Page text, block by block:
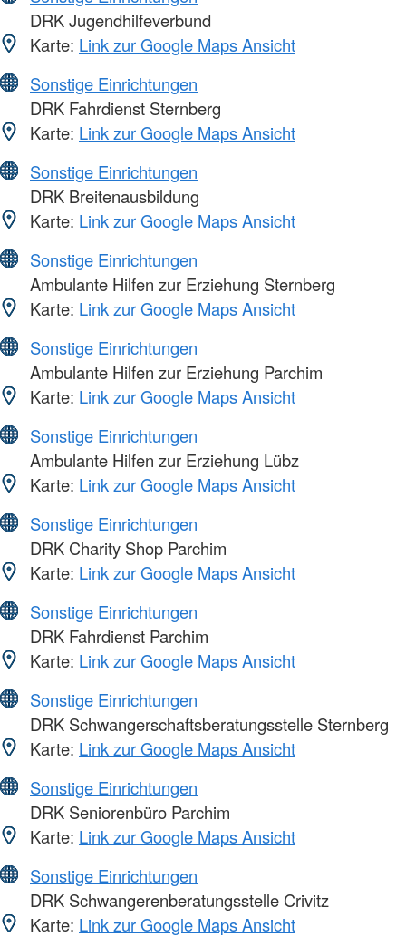
DRK Jugendhilfeverbund
Karte: Link zur Google Maps Ansicht
Sonstige Einrichtungen
DRK Fahrdienst Sternberg
Karte: Link zur Google Maps Ansicht
Sonstige Einrichtungen
DRK Breitenausbildung
Karte: Link zur Google Maps Ansicht
Sonstige Einrichtungen
Ambulante Hilfen zur Erziehung Sternberg
Karte: Link zur Google Maps Ansicht
Sonstige Einrichtungen
Ambulante Hilfen zur Erziehung Parchim
Karte: Link zur Google Maps Ansicht
Sonstige Einrichtungen
Ambulante Hilfen zur Erziehung Lübz
Karte: Link zur Google Maps Ansicht
Sonstige Einrichtungen
DRK Charity Shop Parchim
Karte: Link zur Google Maps Ansicht
Sonstige Einrichtungen
DRK Fahrdienst Parchim
Karte: Link zur Google Maps Ansicht
Sonstige Einrichtungen
DRK Schwangerschaftsberatungsstelle Sternberg
Karte: Link zur Google Maps Ansicht
Sonstige Einrichtungen
DRK Seniorenbüro Parchim
Karte: Link zur Google Maps Ansicht
Sonstige Einrichtungen
DRK Schwangerenberatungsstelle Crivitz
Karte: Link zur Google Maps Ansicht